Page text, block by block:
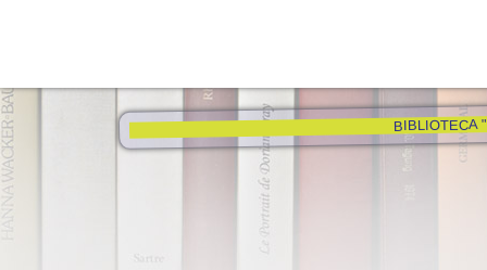
BIBLIOTECA